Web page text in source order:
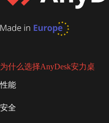
为什么选择AnyDesk安力桌
性能
安全